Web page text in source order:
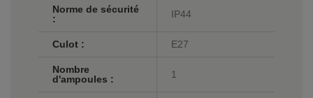
Norme de sécurité
:
IP44
Culot : E27
Nombre
d'ampoules :
1